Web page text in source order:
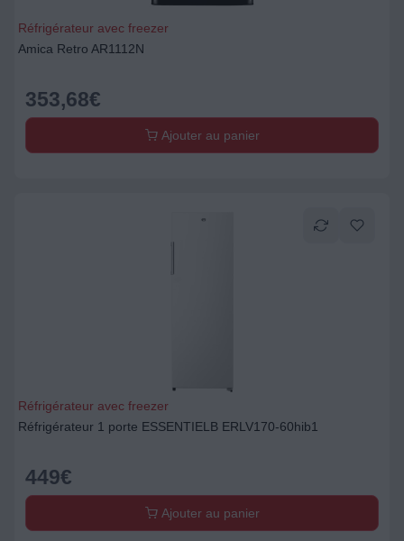
Réfrigérateur avec freezer
Amica Retro AR1112N
353,68€
Ajouter au panier
Réfrigérateur avec freezer
Réfrigérateur 1 porte ESSENTIELB ERLV170-60hib1
449€
Ajouter au panier